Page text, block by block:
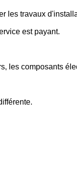
les travaux
est payant.
les composants